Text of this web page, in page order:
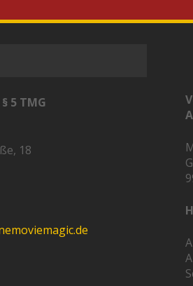
5 TMG
18